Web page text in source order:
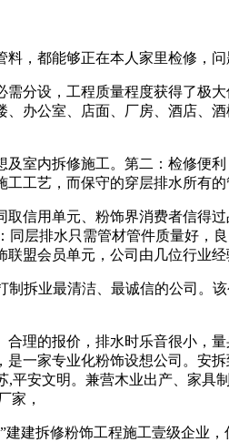
都能够正在本人家里检修，问
设，工程质量程度获得了极
办公室、店面、厂房、酒店、
内拆修施工。第二：检修便
工艺，而保守的穿层排水所有
用单元、粉饰界消费者信得
层排水只需管材管件质量好，
盟会员单元，公司由几位行业
业最清洁、最诚信的公司。
的报价，排水时乐音很小，
一家专业化粉饰设想公司。安
安文明。兼营木业出产、家具
家，
拆修粉饰工程施工壹级企业